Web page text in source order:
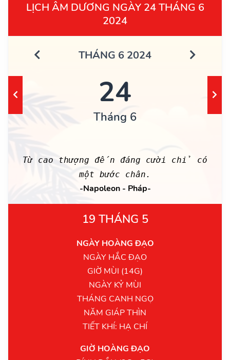
LỊCH ÂM DƯƠNG NGÀY 24 THÁNG 6
2024
THÁNG 6 2024
24
Tháng 6
Từ cao thượng đến đáng cười chỉ có
một bước chân.
-Napoleon - Pháp-
19 THÁNG 5
NGÀY HOÀNG ĐẠO
NGÀY HẮC ĐẠO
GIỜ MÙI (14G)
NGÀY KỶ MÙI
THÁNG CANH NGỌ
NĂM GIÁP THÌN
TIẾT KHÍ: HẠ CHÍ
GIỜ HOÀNG ĐẠO